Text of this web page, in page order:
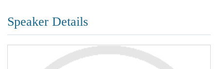
Speaker Details